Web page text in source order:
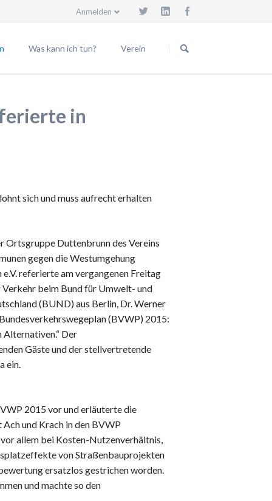
Anmelden
überspringen
Was kann ich tun?
Trassenwanderweg
Verein
Mitgliedsgemeinden
Vereinsgründung
Vereinsmitglied werden
Impressum
Datenschutz
Haftungsausschluss
Nutzungsbedingungen
in
sich und muss aufrecht erhalten
Ortsgruppe Duttenbrunn des Vereins
gegen die Westumgehung
referierte am vergangenen Freitag
beim Bund für Umwelt- und
(BUND) aus Berlin, Dr. Werner
(BVWP) 2015:
Der
Gäste und der stellvertretende
ein.
2015 vor und erläuterte die
und Krach in den BVWP
allem bei Kosten-Nutzenverhältnis,
von Straßenbauprojekten
ersatzlos gestrichen worden.
und machte so den